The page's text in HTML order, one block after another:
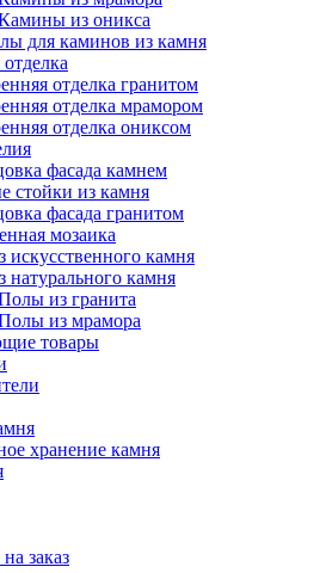
из оникса
для каминов из камня
отделка гранитом
отделка мрамором
отделка ониксом
фасада камнем
стойки из камня
фасада гранитом
мозаика
искусственного камня
натурального камня
из гранита
из мрамора
товары
хранение камня
заказ